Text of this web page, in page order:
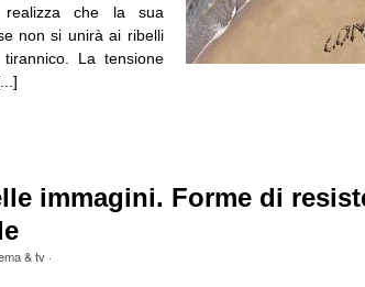
realizza che la sua
non si unirà ai ribelli
La tensione
immagini. Forme di
& tv·